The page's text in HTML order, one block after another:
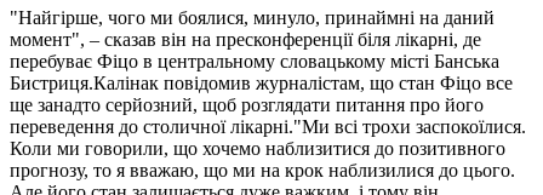
"Найгірше, чого ми боялися, минуло, принаймні на даний
момент", – сказав він на пресконференції біля лікарні, де
перебуває Фіцо в центральному словацькому місті Банська
Бистриця.Калінак повідомив журналістам, що стан Фіцо все
ще занадто серйозний, щоб розглядати питання про його
переведення до столичної лікарні."Ми всі трохи заспокоїлися.
Коли ми говорили, що хочемо наблизитися до позитивного
прогнозу, то я вважаю, що ми на крок наблизилися до цього.